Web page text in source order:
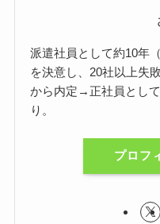
派遣社員として約10年
を決意し、20社以上失
から内定→正社員とし
り。
プロフ